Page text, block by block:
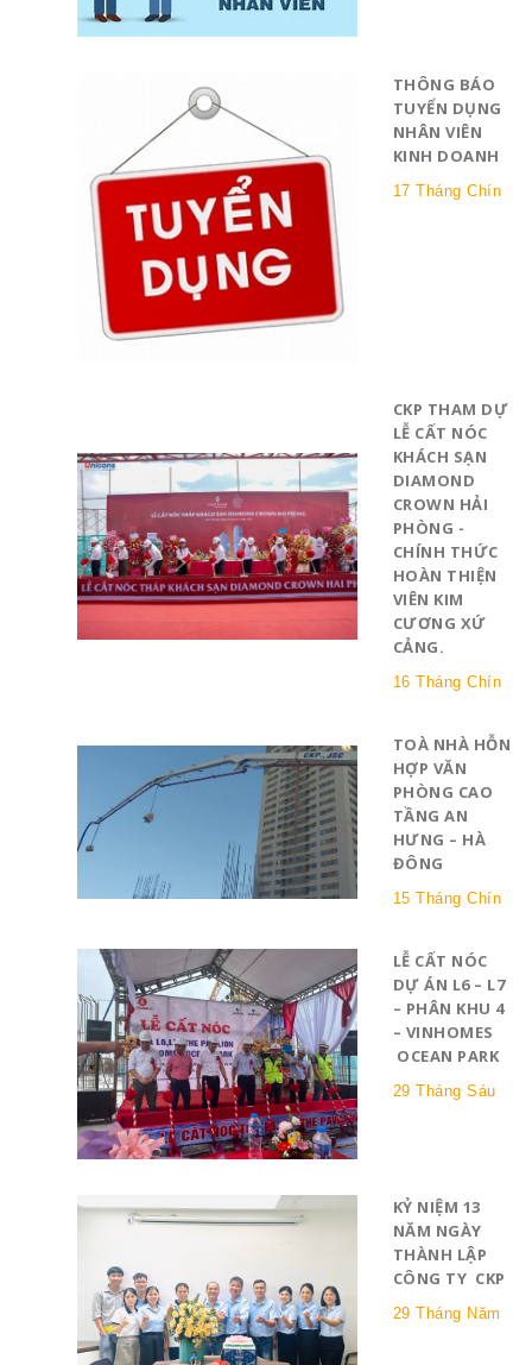
THÔNG BÁO
TUYỂN DỤNG
NHÂN VIÊN
KINH DOANH
17 Tháng Chín
CKP THAM DỰ
LỄ CẤT NÓC
KHÁCH SẠN
DIAMOND
CROWN HẢI
PHÒNG -
CHÍNH THỨC
HOÀN THIỆN
VIÊN KIM
CƯƠNG XỨ
CẢNG.
16 Tháng Chín
TOÀ NHÀ HỖN
HỢP VĂN
PHÒNG CAO
TẦNG AN
HƯNG – HÀ
ĐÔNG
15 Tháng Chín
LỄ CẤT NÓC
DỰ ÁN L6 – L7
– PHÂN KHU 4
– VINHOMES
OCEAN PARK
29 Tháng Sáu
KỶ NIỆM 13
NĂM NGÀY
THÀNH LẬP
CÔNG TY CKP
29 Tháng Năm